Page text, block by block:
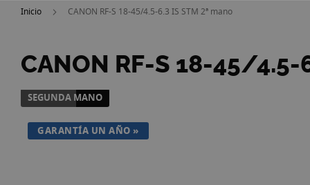
Inicio CANON RF-S 18-45/4.5-6.3 IS STM 2ª mano
CANON RF-S 18-45/4.5-
Saltar
al
final
de
SEGUNDA MANO
GARANTÍA UN AÑO